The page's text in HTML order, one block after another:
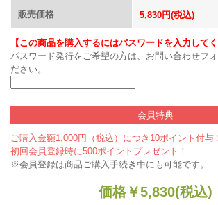
販売価格 5,830円(税込)
【この商品を購入するにはパスワードを入力してく
パスワード発行をご希望の方は、 お問い合わせフ
ださい。
会員特典
ご購入金額1,000円（税込）につき10ポイント付与
初回会員登録時に500ポイントプレゼント！
※会員登録は商品ご購入手続き中にも可能です。
価格￥5,830(税込)